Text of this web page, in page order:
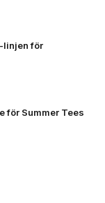
linjen för
för Summer Tees